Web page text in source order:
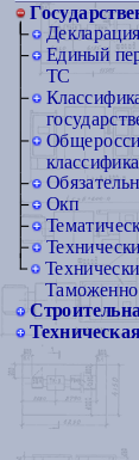
Единый
ТС
Окп